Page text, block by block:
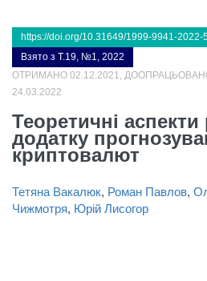
https://doi.org/10.31649/1999-9941-2022-
Взято з Т.19, №1, 2022
ОТРИМАНО 02.12.2021,
24.03.2022
Теоретичні
додатку
криптовалют
Тетяна Вакалюк, Роман Павлов,
Чижмотря, Юрій Лисогор